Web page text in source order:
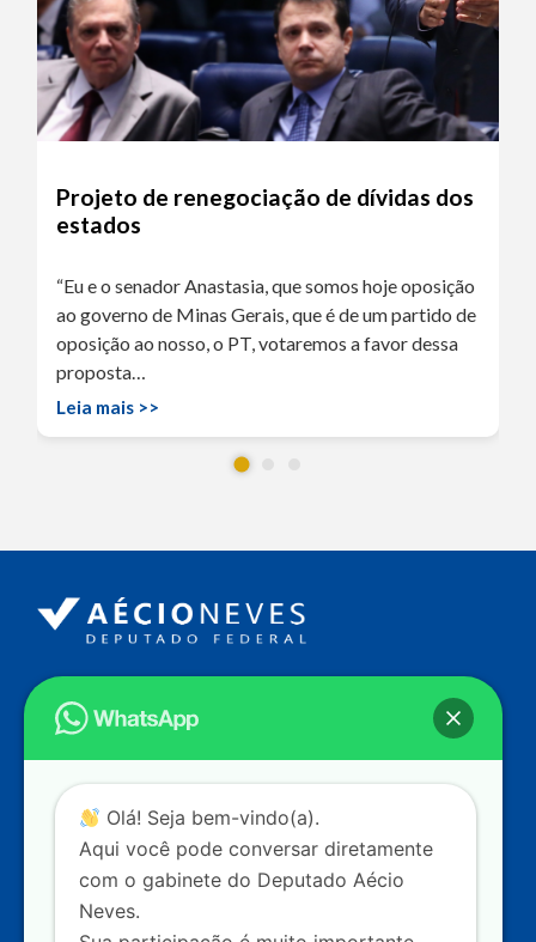
Projeto de renegociação de dívidas dos
estados
“Eu e o senador Anastasia, que somos hoje oposição
ao governo de Minas Gerais, que é de um partido de
oposição ao nosso, o PT, votaremos a favor dessa
proposta…
Leia mais >>
Endereço
Câmara dos Deputados
Ed. Principal, Ala C – Gabinete
Contato
dep.aecioneves@camara.leg.br
+55 (61) 3215-5964
+55 (31) 3261-0121
Olá! Seja bem-vindo(a).
Aqui você pode conversar diretamente
com o gabinete do Deputado Aécio
Neves.